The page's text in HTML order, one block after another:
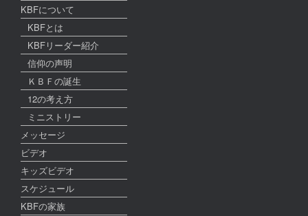
KBFについて
KBFとは
KBFリーダー紹介
信仰の声明
ＫＢＦの誕生
12の考え方
ミニストリー
メッセージ
ビデオ
キッズビデオ
スケジュール
KBFの家族